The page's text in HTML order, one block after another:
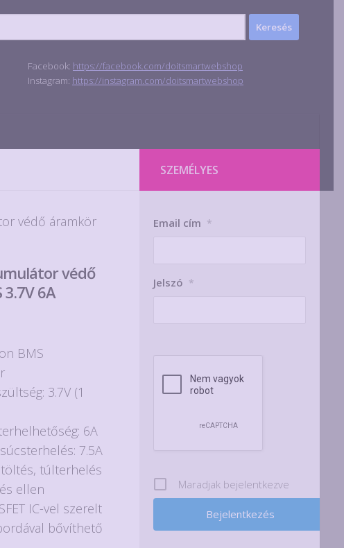
Facebook: https://facebook.com/doitsmartwebshop
Instagram: https://instagram.com/doitsmartwebshop
védő áramkör
védő
6A
BMS
3.7V (1
6A
7.5A
túlterhelés
ellen
IC-vel szerelt
bővíthető
SZEMÉLYES
Email cím *
Jelszó *
Maradjak bejelentkezve